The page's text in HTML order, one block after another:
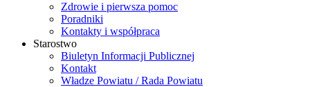
Zdrowie i pierwsza pomoc
Poradniki
Kontakty i współpraca
Starostwo
Biuletyn Informacji Publicznej
Kontakt
Władze Powiatu / Rada Powiatu